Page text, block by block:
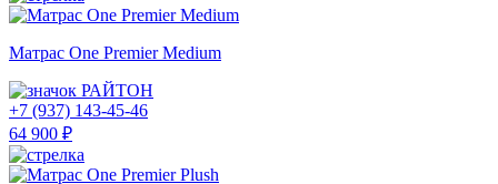
Матрас One Premier Medium
РАЙТОН
+7 (937) 143-45-46
64 900 ₽